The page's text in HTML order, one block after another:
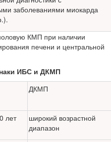
заболеваниями миокарда
КМП при на­личии
печени и центральной
ИБС и ДКМП
ДКМП
лет
широкий возрастной
диапазон